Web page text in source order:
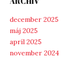
december 2025
máj 2025
apríl 2025
november 2024